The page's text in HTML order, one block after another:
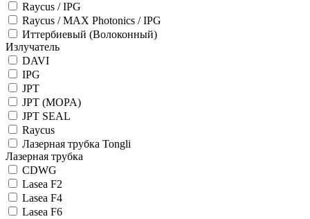
Raycus / IPG
Raycus / MAX Photonics / IPG
Иттербиевый (Волоконный)
Излучатель
DAVI
IPG
JPT
JPT (MOPA)
JPT SEAL
Raycus
Лазерная трубка Tongli
Лазерная трубка
CDWG
Lasea F2
Lasea F4
Lasea F6